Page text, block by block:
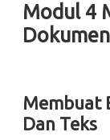
Modul 4
Membuat
Dan Teks